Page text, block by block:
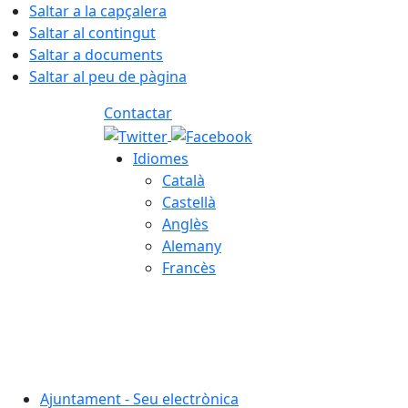
Saltar a la capçalera
Saltar al contingut
Saltar a documents
Saltar al peu de pàgina
Contactar
Idiomes
Català
Castellà
Anglès
Alemany
Francès
Ajuntament - Seu electrònica